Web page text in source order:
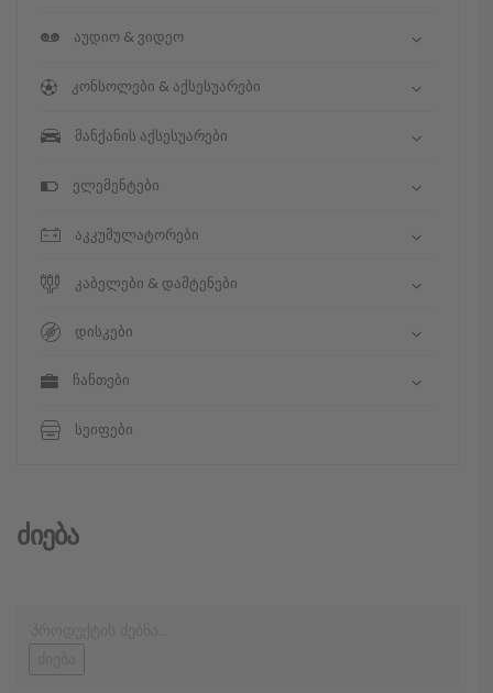
აუდიო & ვიდეო
კონსოლები & აქსესუარები
მანქანის აქსესუარები
ელემენტები
აკკუმულატორები
კაბელები & დამტენები
დისკები
ჩანთები
სეიფები
Ძიება